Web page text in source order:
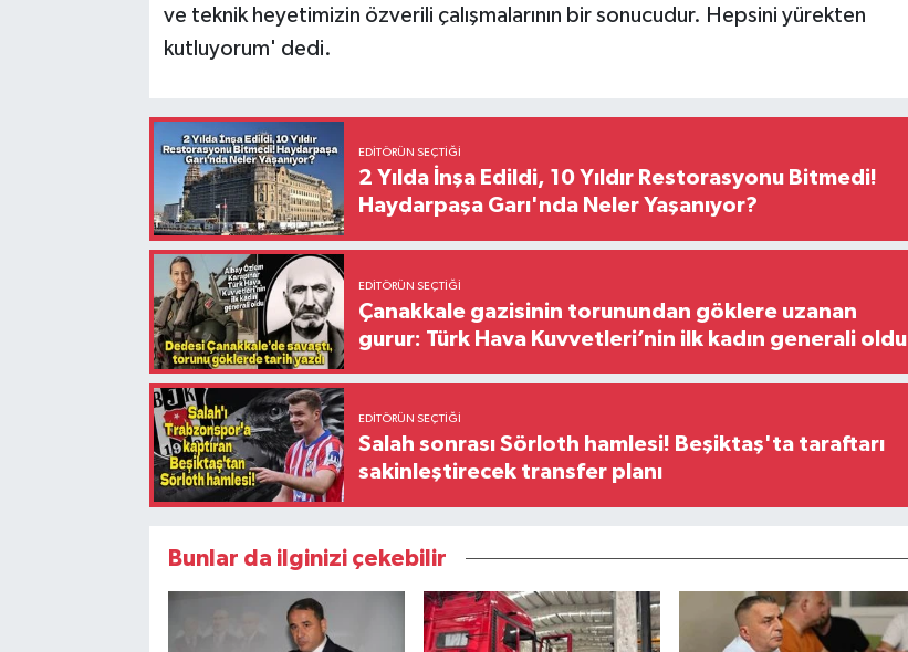
ve teknik heyetimizin özverili çalışmalarının bir sonucudur. Hepsini yürekten
kutluyorum' dedi.
EDITÖRÜN SEÇTIĞI
2 Yılda İnşa Edildi, 10 Yıldır Restorasyonu Bitmedi!
Haydarpaşa Garı'nda Neler Yaşanıyor?
EDITÖRÜN SEÇTIĞI
Çanakkale gazisinin torunundan göklere uzanan
gurur: Türk Hava Kuvvetleri’nin ilk kadın generali oldu
EDITÖRÜN SEÇTIĞI
Salah sonrası Sörloth hamlesi! Beşiktaş'ta taraftarı
sakinleştirecek transfer planı
Bunlar da ilginizi çekebilir